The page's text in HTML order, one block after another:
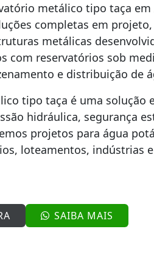
metálico tipo taça
completas em
metálicas
com reservatórios sob
e distribuição de
tipo taça é uma solução
hidráulica, segurança
projetos para água
loteamentos, indústrias
SAIBA MAIS